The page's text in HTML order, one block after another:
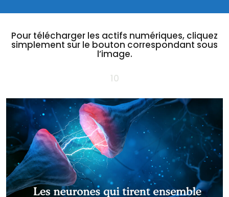
Pour télécharger les actifs numériques, cliquez
simplement sur le bouton correspondant sous
l’image.
10